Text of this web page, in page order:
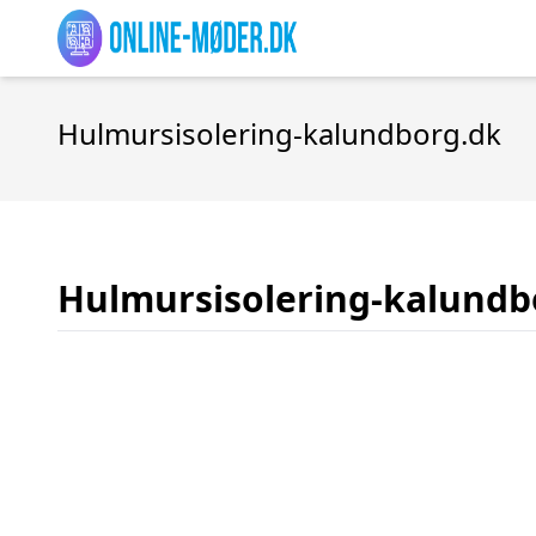
Hulmursisolering-kalundborg.dk
Hulmursisolering-